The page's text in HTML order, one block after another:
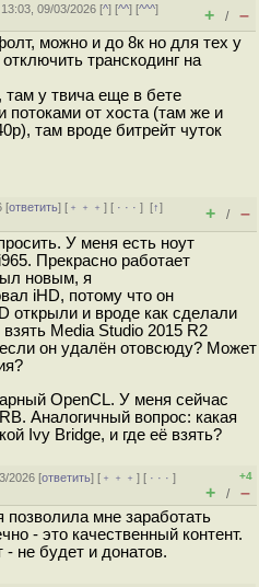
09/03/2026 [^] [^^] [^^^]
+ / –
можно и до 8к но для тех у
транскодинг на
у твича еще в бете
потоками от хоста (там же и
там вроде битрейт чуток
[ответить] [ ﹢﹢﹢] [ · · ·][↑]
+ / –
У меня есть ноут
Прекрасно работает
новым, я
iHD, потому что он
открыли и вроде как сделали
Media Studio 2015 R2
он удалён отовсюду? Может
OpenCL. У меня сейчас
Аналогичный вопрос: какая
Ivy Bridge, и где её взять?
2026 [ответить] [ ﹢﹢﹢] [ · · ·]
+4
+ / –
позволила мне заработать
- это качественный контент.
- не будет и донатов.